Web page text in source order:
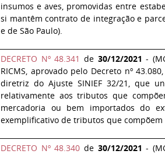
insumos e aves, promovidas entre
si mantêm contrato de integração e
e de São Paulo).
DECRETO Nº 48.341 de 30/12/2021 -
RICMS, aprovado pelo Decreto nº
diretriz do Ajuste SINIEF 32/21, que
relativamente aos tributos que
mercadoria ou bem importados do
exemplificativo de tributos que compõem
DECRETO Nº 48.340 de 30/12/2021 -